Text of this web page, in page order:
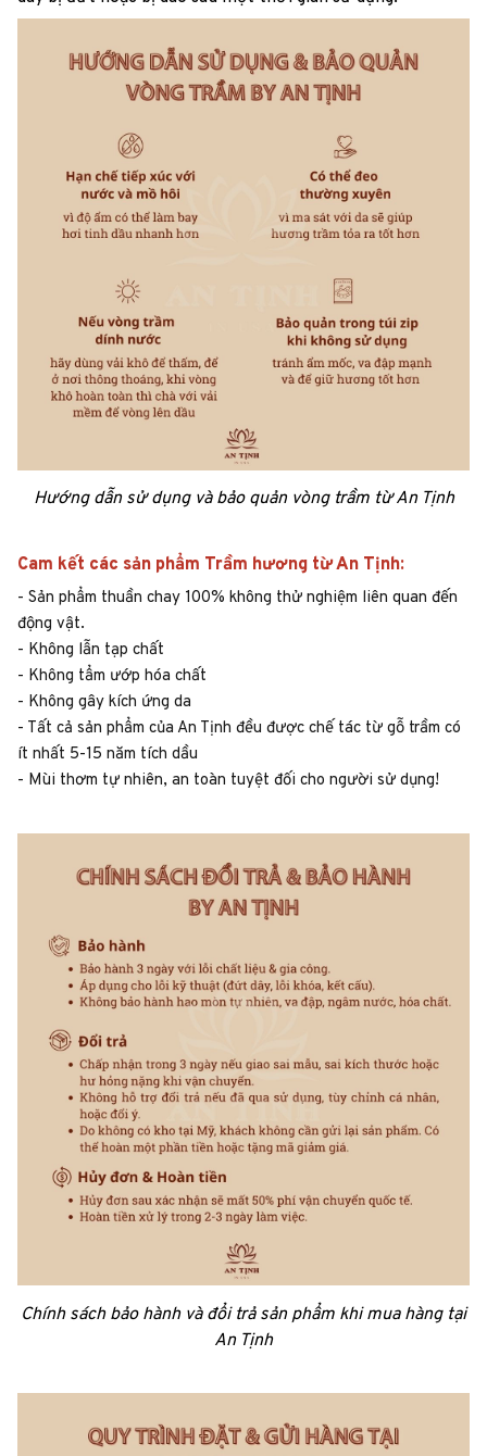
Hướng dẫn sử dụng và bảo quản vòng trầm từ An Tịnh
Cam kết các sản phẩm Trầm hương từ An Tịnh:
- Sản phẩm thuần chay 100% không thử nghiệm liên quan đến
động vật.
- Không lẫn tạp chất
- Không tẩm ướp hóa chất
- Không gây kích ứng da
- Tất cả sản phẩm của An Tịnh đều được chế tác từ gỗ trầm có
ít nhất 5-15 năm tích dầu
- Mùi thơm tự nhiên, an toàn tuyệt đối cho người sử dụng!
Chính sách bảo hành và đổi trả sản phẩm khi mua hàng tại
An Tịnh